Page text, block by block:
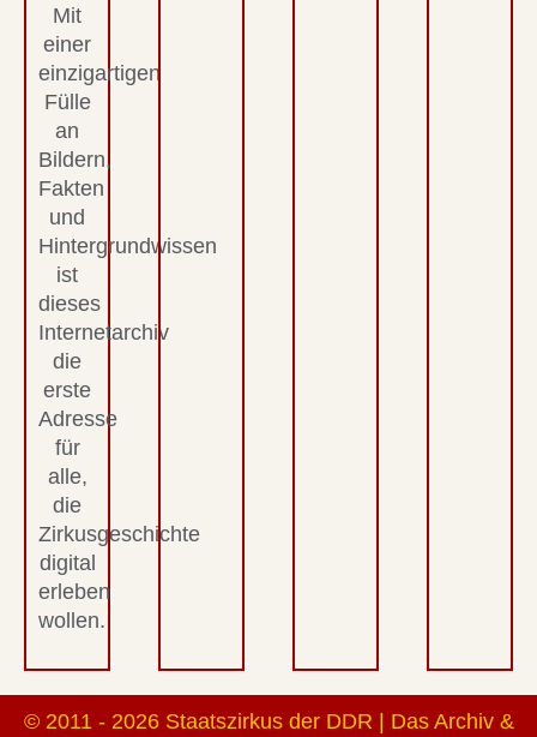
Mit
einer
einzigartigen
Fülle
an
Bildern,
Fakten
und
Hintergrundwissen
ist
dieses
Internetarchiv
die
erste
Adresse
für
alle,
die
Zirkusgeschichte
digital
erleben
wollen.
© 2011 - 2026 Staatszirkus der DDR | Das Archiv &